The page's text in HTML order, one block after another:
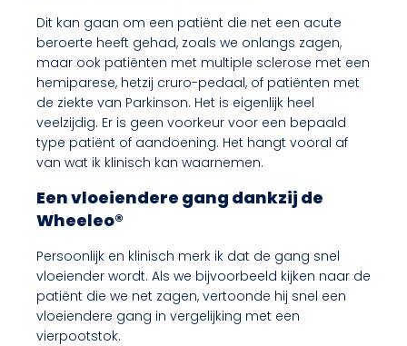
Dit kan gaan om een patiënt die net een acute
beroerte heeft gehad, zoals we onlangs zagen,
maar ook patiënten met multiple sclerose met een
hemiparese, hetzij cruro-pedaal, of patiënten met
de ziekte van Parkinson. Het is eigenlijk heel
veelzijdig. Er is geen voorkeur voor een bepaald
type patiënt of aandoening. Het hangt vooral af
van wat ik klinisch kan waarnemen.
Een vloeiendere gang dankzij de
Wheeleo®
Persoonlijk en klinisch merk ik dat de gang snel
vloeiender wordt. Als we bijvoorbeeld kijken naar de
patiënt die we net zagen, vertoonde hij snel een
vloeiendere gang in vergelijking met een
vierpootstok.